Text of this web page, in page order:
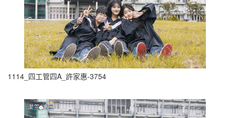
1114_四工管四A_許家惠-3754